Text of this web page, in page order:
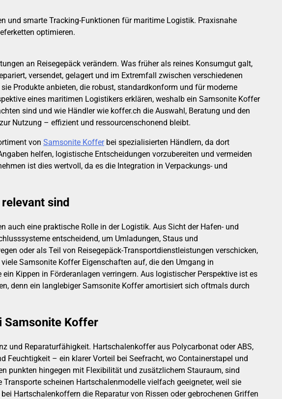
und smarte Tracking-Funktionen für maritime Logistik. Praxisnahe
optimieren.
an Reisegepäck verändern. Was früher als reines Konsumgut galt,
versendet, gelagert und im Extremfall zwischen verschiedenen
Produkte anbieten, die robust, standardkonform und für moderne
eines maritimen Logistikers erklären, weshalb ein Samsonite Koffer
sind und wie Händler wie koffer.ch die Auswahl, Beratung und den
Nutzung – effizient und ressourcenschonend bleibt.
von Samsonite Kofferbei spezialisierten Händlern, da dort
helfen, logistische Entscheidungen vorzubereiten und vermeiden
ist dies wertvoll, da es die Integration in Verpackungs- und
sind
eine praktische Rolle in der Logistik. Aus Sicht der Hafen- und
entscheidend, um Umladungen, Staus und
oder als Teil von Reisegepäck-Transportdienstleistungen verschicken,
Samsonite Koffer Eigenschaften auf, die den Umgang in
Kippen in Förderanlagen verringern. Aus logistischer Perspektive ist es
denn ein langlebiger Samsonite Koffer amortisiert sich oftmals durch
Samsonite Koffer
und Reparaturfähigkeit. Hartschalenkoffer aus Polycarbonat oder ABS,
Feuchtigkeit – ein klarer Vorteil bei Seefracht, wo Containerstapel und
punkten hingegen mit Flexibilität und zusätzlichem Stauraum, sind
scheinen Hartschalenmodelle vielfach geeigneter, weil sie
Hartschalenkoffern die Reparatur von Rissen oder gebrochenen Griffen